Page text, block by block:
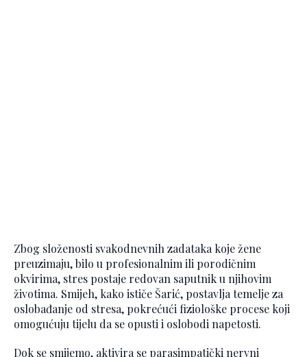
Zbog složenosti svakodnevnih zadataka koje žene
preuzimaju, bilo u profesionalnim ili porodičnim
okvirima, stres postaje redovan saputnik u njihovim
životima. Smijeh, kako ističe Šarić, postavlja temelje za
oslobađanje od stresa, pokrećući fiziološke procese koji
omogućuju tijelu da se opusti i oslobodi napetosti.
Dok se smijemo, aktivira se parasimpatički nervni